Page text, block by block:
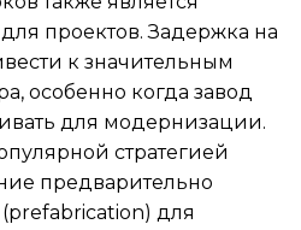
проектов. Задержка на
к значительным
особенно когда завод
для модернизации.
стратегией
предварительно
для